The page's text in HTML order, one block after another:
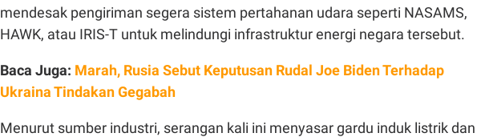
mendesak pengiriman segera sistem pertahanan udara seperti NASAMS,
HAWK, atau IRIS-T untuk melindungi infrastruktur energi negara tersebut.
Baca Juga: Marah, Rusia Sebut Keputusan Rudal Joe Biden Terhadap
Ukraina Tindakan Gegabah
Menurut sumber industri, serangan kali ini menyasar gardu induk listrik dan